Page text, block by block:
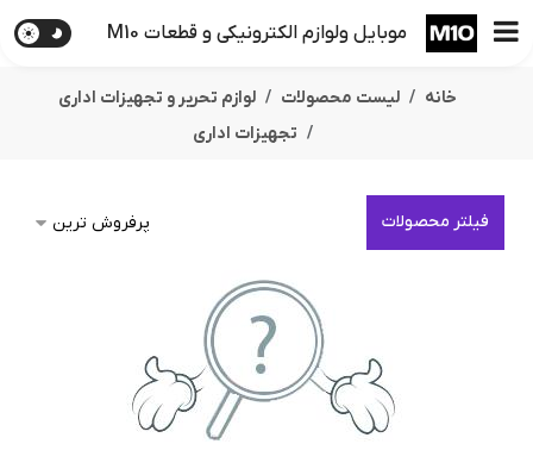
موبایل ولوازم الکترونیکی و قطعات M10
خانه لیست محصولات
لوازم تحریر و تجهیزات اداری
تجهیزات اداری
فیلتر محصولات